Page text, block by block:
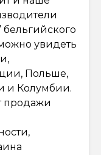
бельгийского
увидеть
Польше,
и Колумбии.
продажи